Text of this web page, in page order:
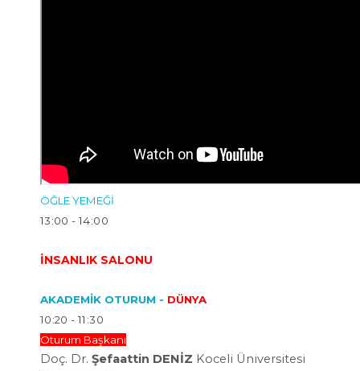
ÖĞLE YEMEĞİ
13:00 - 14:00
İNSANLIK SALONU
AKADEMİK OTURUM - DÜNYA
10:20 - 11:30
Oturum Başkanı
Doç. Dr. Şefaattin DENİZ Koceli Üniversitesi